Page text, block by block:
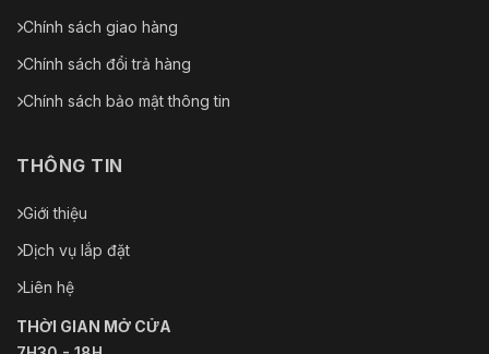
Chính sách giao hàng
Chính sách đổi trả hàng
Chính sách bảo mật thông tin
THÔNG TIN
Giới thiệu
Dịch vụ lắp đặt
Liên hệ
THỜI GIAN MỞ CỬA